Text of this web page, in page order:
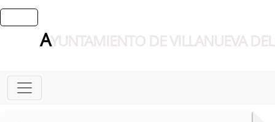
AYUNTAMIENTO DE VILLANUEVA